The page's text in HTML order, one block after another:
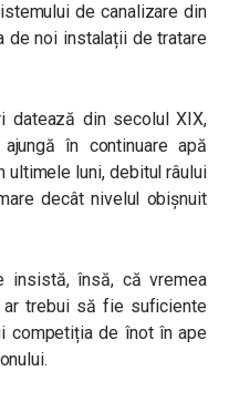
de canalizare din
de noi instalații de tratare
datează din secolul XIX,
în continuare apă
ultimele luni, debitul râului
decât nivelul obișnuit
insistă, însă, că vremea
trebui să fie suficiente
competiția de înot în ape